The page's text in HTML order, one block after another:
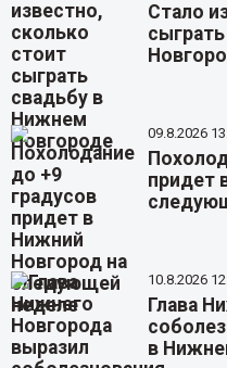
Стало
09.8.2026
придет
10.8.2026
Глава
в